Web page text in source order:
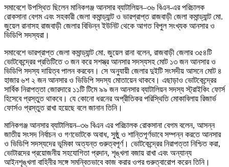
সমাবেশে উপস্থিত ছিলেন মানিকগঞ্জ আনসার ব্যাটালিয়ন–৩৬ বিএন-এর পরিচালক
রোকসানা বেগম এবং সহকারী জেলা কমান্ড্যান্ট ও ভারপ্রাপ্ত রাজবাড়ী জেলা কমান্ড্যান্ট মো.
জুয়েল রানাসহ রাজবাড়ী জেলার বিভিন্ন ইউনিট থেকে আগত বিপুল সংখ্যক আনসার ও
ভিডিপি সদস্যরা।
সমাবেশে ভারপ্রাপ্ত জেলা কমান্ড্যান্ট মো. জুয়েল রানা বলেন, রাজবাড়ী জেলার ৩৫৪টি
ভোটকেন্দ্রের প্রতিটিতে ৩ জন করে সশস্ত্র আনসার সদস্যসহ মোট ১৩ জন আনসার ও
ভিডিপি সদস্য দায়িত্ব পালন করবেন। সে অনুযায়ী জেলার দুইটি সংসদীয় আসনে মোট ৪
হাজার ৬শ ২ জন আনসার ও ভিডিপি সদস্য মোতায়েন থাকবে। এছাড়াও ভোটকেন্দ্রের
সার্বিক নিরাপত্তা জোরদারে ১১টি টিমে ৯৯ জন আনসার ব্যাটালিয়ন সদস্য স্ট্রাইকিং ফোর্স
হিসেবে প্রস্তুত থাকবে। যে কোনো ধরনের অপ্রীতিকর পরিস্থিতি মোকাবিলায় রিজার্ভ
ফোর্সও প্রস্তুত রাখা হয়েছে বলে জানান তিনি।
মানিকগঞ্জ আনসার ব্যাটালিয়ন–৩৬ বিএন এর পরিচালক রোকসানা বেগম বলেন, আসন্ন
জাতীয় সংসদ নির্বাচন ও গণভোটকে অবাধ, সুষ্ঠু ও শান্তিপূর্ণভাবে সম্পন্ন করতে আনসার
ও ভিডিপি সদস্যদের ভূমিকা অত্যন্ত গুরুত্বপূর্ণ। ভোটকেন্দ্রের নিরাপত্তা নিশ্চিত করা,
ভোটারদের প্রয়োজনীয় সহযোগিতা প্রদান, শৃঙ্খলা বজায় রাখা এবং অন্যান্য
আইনশৃঙ্খলা বাহিনীর সঙ্গে সমন্বিতভাবে কাজ করার ওপর গুরুত্বারোপ করেন তিনি।